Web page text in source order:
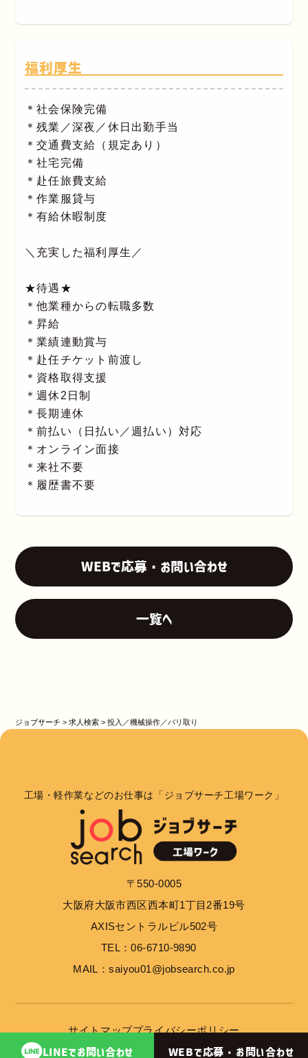
LINEで お問い合わせ
福利厚生
＊社会保険完備
＊残業／深夜／休日出勤手当
＊交通費支給（規定あり）
＊社宅完備
＊赴任旅費支給
＊作業服貸与
＊有給休暇制度
＼充実した福利厚生／
★待遇★
＊他業種からの転職多数
＊昇給
＊業績連動賞与
＊赴任チケット前渡し
＊資格取得支援
＊週休2日制
＊長期連休
＊前払い（日払い／週払い）対応
＊オンライン面接
＊来社不要
＊履歴書不要
WEBで応募・ お問い合わせ
WEBで応募・お問い合わせ
一覧へ
ジョブサーチ >求人検索 >投入／機械操作／バリ取り
工場・軽作業などのお仕事は「ジョブサーチ工場ワーク」
〒550-0005
大阪府大阪市西区西本町1丁目2番19号
AXISセントラルビル502号
TEL：06-6710-9890
MAIL：saiyou01@jobsearch.co.jp
© 2023 job search inc.
サイトマッププライバシーポリシー